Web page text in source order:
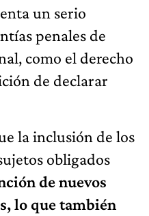
un serio
penales de
como el derecho
de declarar
la inclusión de los
obligados
de nuevos
lo que también